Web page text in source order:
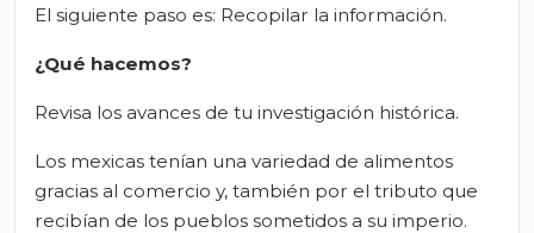
El siguiente paso es: Recopilar la información.
¿Qué hacemos?
Revisa los avances de tu investigación histórica.
Los mexicas tenían una variedad de alimentos
gracias al comercio y, también por el tributo que
recibían de los pueblos sometidos a su imperio.